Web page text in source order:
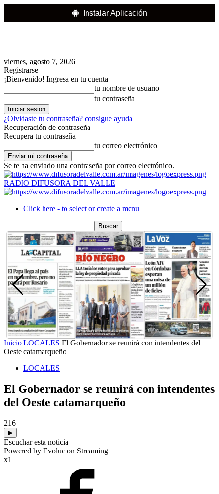
Instalar Aplicación
viernes, agosto 7, 2026
Registrarse
¡Bienvenido! Ingresa en tu cuenta
tu nombre de usuario
tu contraseña
¿Olvidaste tu contraseña? consigue ayuda
Recuperación de contraseña
Recupera tu contraseña
tu correo electrónico
Se te ha enviado una contraseña por correo electrónico.
RADIO DIFUSORA DEL VALLE
Click here - to select or create a menu
Inicio LOCALES El Gobernador se reunirá con intendentes del
Oeste catamarqueño
LOCALES
El Gobernador se reunirá con intendentes
del Oeste catamarqueño
216
▶
Escuchar esta noticia
Powered by Evolucion Streaming
x1